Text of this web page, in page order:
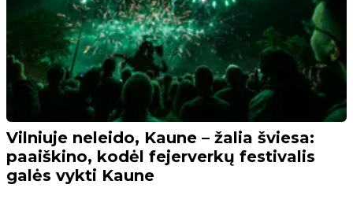
Vilniuje neleido, Kaune – žalia šviesa:
paaiškino, kodėl fejerverkų festivalis
galės vykti Kaune